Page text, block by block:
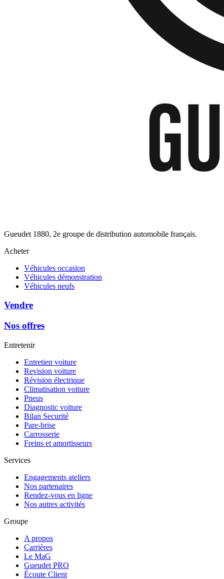
Gueudet 1880, 2e groupe de distribution automobile français.
Acheter
Véhicules occasion
Véhicules démonstration
Véhicules neufs
Vendre
Nos offres
Entretenir
Entretien voiture
Revision voiture
Révision électrique
Climatisation voiture
Pneus
Diagnostic voiture
Bilan Securité
Pare-brise
Carrosserie
Freins et amortisseurs
Services
Engagements ateliers
Nos partenaires
Rendez-vous en ligne
Nos autres activités
Groupe
A propos
Carrières
Le MaG
Gueudet PRO
Écoute Client